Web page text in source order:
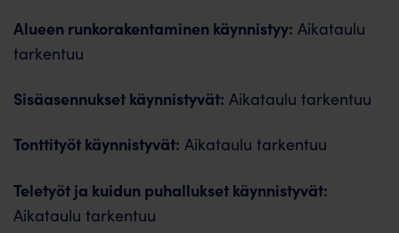
Alueen runkorakentaminen käynnistyy: Aikataulu
tarkentuu
Sisäasennukset käynnistyvät: Aikataulu tarkentuu
Tonttityöt käynnistyvät: Aikataulu tarkentuu
Teletyöt ja kuidun puhallukset käynnistyvät:
Aikataulu tarkentuu